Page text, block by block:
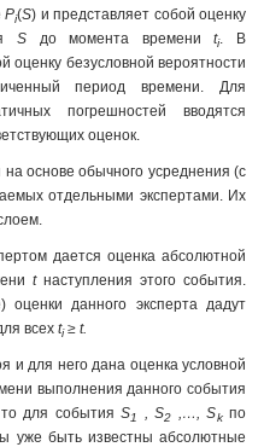
Pi(S) и представляет собой оценку
Sдо момента времениti. В
оценку безусловной вероятности
период времени. Для
погрешностей вводятся
оценок.
основе обычного усреднения (с
отдельными экспертами. Их
дается оценка абсолютной
tнаступления этого события.
оценки данного эксперта дадут
всех ti≥ t.
и для него дана оценка условной
выполнения данного события
для событияS1 , S2 ,…, Skпо
уже быть известны абсолютные